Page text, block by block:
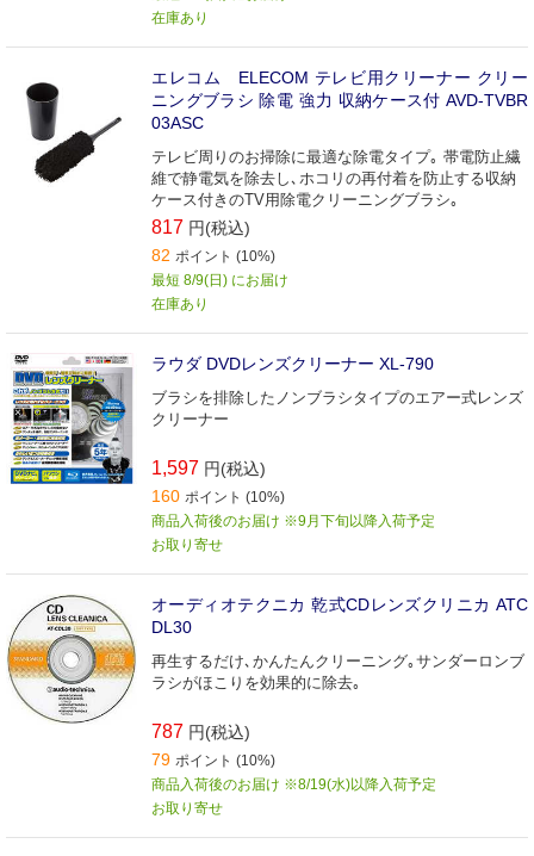
在庫あり
エレコム ELECOM テレビ用クリーナー クリー
ニングブラシ 除電 強力 収納ケース付 AVD-TVBR
03ASC
テレビ周りのお掃除に最適な除電タイプ｡ 帯電防止繊
維で静電気を除去し､ホコリの再付着を防止する収納
ケース付きのTV用除電クリーニングブラシ｡
817 円(税込)
82 ポイント (10%)
最短 8/9(日) にお届け
在庫あり
ラウダ DVDレンズクリーナー XL-790
ブラシを排除したノンブラシタイプのエアー式レンズ
クリーナー
1,597 円(税込)
160 ポイント (10%)
商品入荷後のお届け ※9月下旬以降入荷予定
お取り寄せ
オーディオテクニカ 乾式CDレンズクリニカ ATC
DL30
再生するだけ､かんたんクリーニング｡サンダーロンブ
ラシがほこりを効果的に除去｡
787 円(税込)
79 ポイント (10%)
商品入荷後のお届け ※8/19(水)以降入荷予定
お取り寄せ